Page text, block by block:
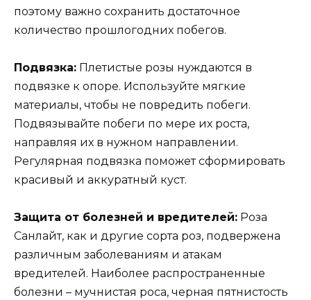
поэтому важно сохранить достаточное
количество прошлогодних побегов.
Подвязка: Плетистые розы нуждаются в
подвязке к опоре. Используйте мягкие
материалы, чтобы не повредить побеги.
Подвязывайте побеги по мере их роста,
направляя их в нужном направлении.
Регулярная подвязка поможет сформировать
красивый и аккуратный куст.
Защита от болезней и вредителей: Роза
Санлайт, как и другие сорта роз, подвержена
различным заболеваниям и атакам
вредителей. Наиболее распространенные
болезни – мучнистая роса, черная пятнистость